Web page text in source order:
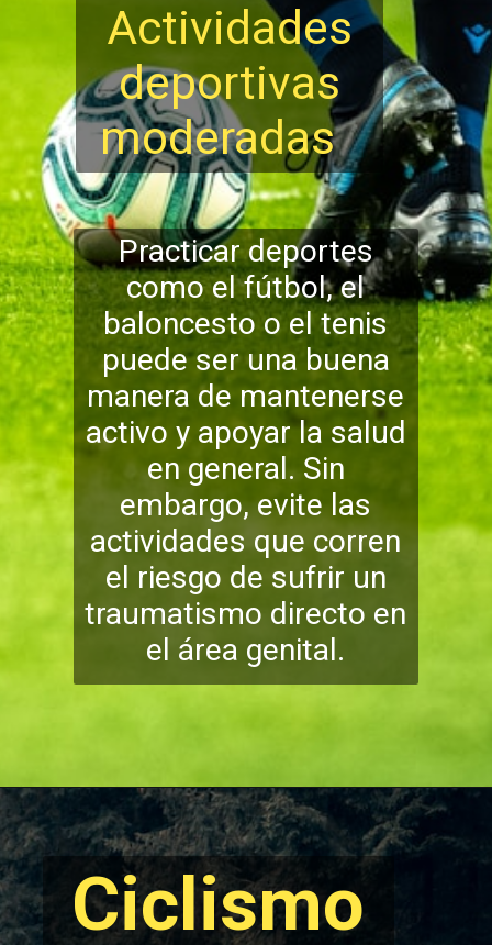
Actividades
deportivas
moderadas
Practicar deportes
como el fútbol, ​​el
baloncesto o el tenis
puede ser una buena
manera de mantenerse
activo y apoyar la salud
en general. Sin
embargo, evite las
actividades que corren
el riesgo de sufrir un
traumatismo directo en
el área genital.
Ciclismo